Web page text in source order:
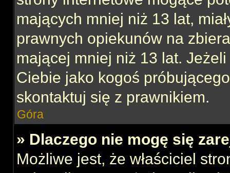
mających mniej niż 13 lat,
prawnych opiekunów na
mającej mniej niż 13 lat.
Ciebie jako kogoś
skontaktuj się z prawnikiem.
Góra
» Dlaczego nie mogę się
Możliwe jest, że właściciel